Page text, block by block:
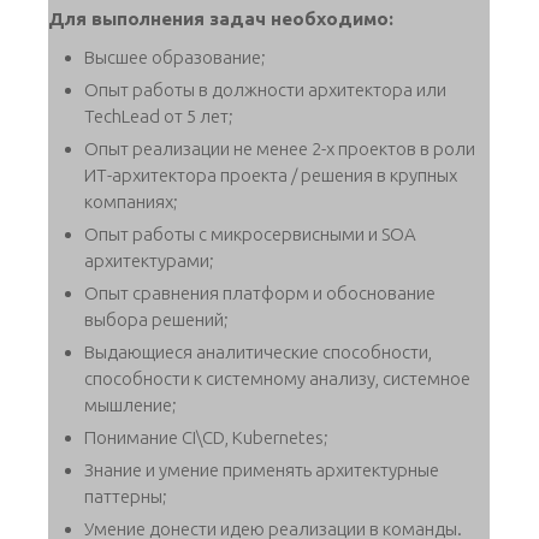
Для выполнения задач необходимо:
Высшее образование;
Опыт работы в должности архитектора или
TechLead от 5 лет;
Опыт реализации не менее 2-х проектов в роли
ИТ-архитектора проекта / решения в крупных
компаниях;
Опыт работы с микросервисными и SOA
архитектурами;
Опыт сравнения платформ и обоснование
выбора решений;
Выдающиеся аналитические способности,
способности к системному анализу, системное
мышление;
Понимание CI\CD, Kubernetes;
Знание и умение применять архитектурные
паттерны;
Умение донести идею реализации в команды.